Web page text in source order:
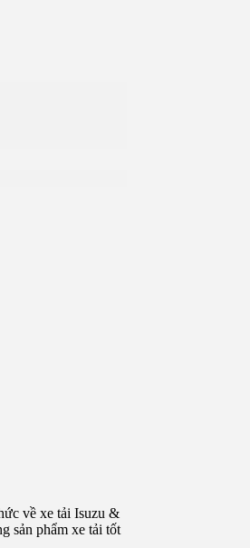
về xe tải Isuzu &
sản phẩm xe tải tốt